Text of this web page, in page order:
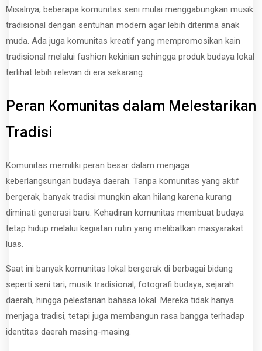
Misalnya, beberapa komunitas seni mulai menggabungkan musik
tradisional dengan sentuhan modern agar lebih diterima anak
muda. Ada juga komunitas kreatif yang mempromosikan kain
tradisional melalui fashion kekinian sehingga produk budaya lokal
terlihat lebih relevan di era sekarang.
Peran Komunitas dalam Melestarikan
Tradisi
Komunitas memiliki peran besar dalam menjaga
keberlangsungan budaya daerah. Tanpa komunitas yang aktif
bergerak, banyak tradisi mungkin akan hilang karena kurang
diminati generasi baru. Kehadiran komunitas membuat budaya
tetap hidup melalui kegiatan rutin yang melibatkan masyarakat
luas.
Saat ini banyak komunitas lokal bergerak di berbagai bidang
seperti seni tari, musik tradisional, fotografi budaya, sejarah
daerah, hingga pelestarian bahasa lokal. Mereka tidak hanya
menjaga tradisi, tetapi juga membangun rasa bangga terhadap
identitas daerah masing-masing.